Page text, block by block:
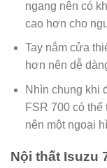
ngang nên có
cao hơn cho
Tay nắm cửa
hơn nên dễ
Nhìn chung khi
FSR 700 có thể
nên một ngoại
Nội thất Isuzu